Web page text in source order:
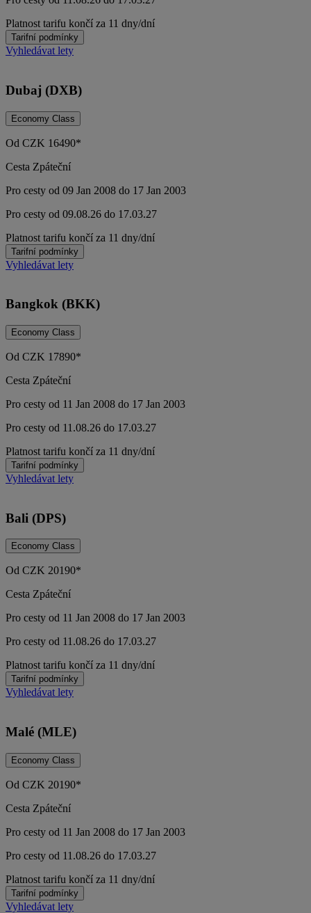
Platnost tarifu končí za 11 dny/dní
Tarifní podmínky
Vyhledávat lety
Dubaj (DXB)
Economy Class
Od CZK 16490*
Cesta Zpáteční
Pro cesty od 09 Jan 2008 do 17 Jan 2003
Pro cesty od 09.08.26 do 17.03.27
Platnost tarifu končí za 11 dny/dní
Tarifní podmínky
Vyhledávat lety
Bangkok (BKK)
Economy Class
Od CZK 17890*
Cesta Zpáteční
Pro cesty od 11 Jan 2008 do 17 Jan 2003
Pro cesty od 11.08.26 do 17.03.27
Platnost tarifu končí za 11 dny/dní
Tarifní podmínky
Vyhledávat lety
Bali (DPS)
Economy Class
Od CZK 20190*
Cesta Zpáteční
Pro cesty od 11 Jan 2008 do 17 Jan 2003
Pro cesty od 11.08.26 do 17.03.27
Platnost tarifu končí za 11 dny/dní
Tarifní podmínky
Vyhledávat lety
Malé (MLE)
Economy Class
Od CZK 20190*
Cesta Zpáteční
Pro cesty od 11 Jan 2008 do 17 Jan 2003
Pro cesty od 11.08.26 do 17.03.27
Platnost tarifu končí za 11 dny/dní
Tarifní podmínky
Vyhledávat lety